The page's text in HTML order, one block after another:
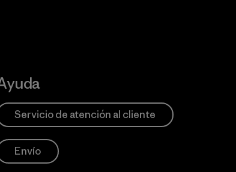
Servicio de atención al cliente
Envío